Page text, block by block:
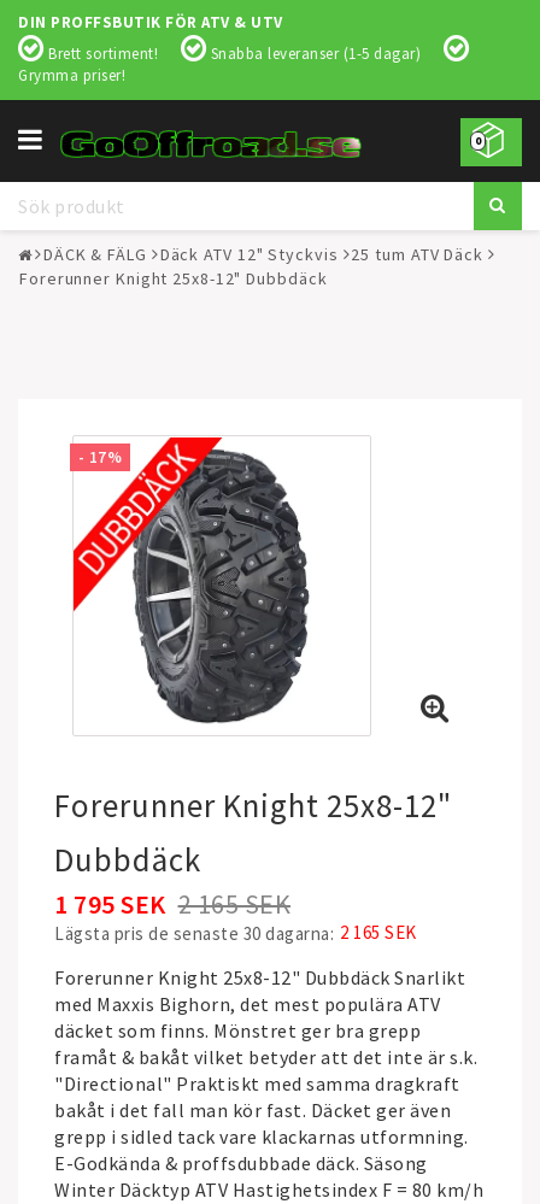
DIN PROFFSBUTIK FÖR ATV & UTV
Brett sortiment!
Snabba leveranser (1-5 dagar)
Grymma priser!
0
Toggle
navigation
DÄCK & FÄLG Däck ATV 12" Styckvis
25 tum ATV Däck
Forerunner Knight 25x8-12" Dubbdäck
- 17%
Forerunner Knight 25x8-12"
Dubbdäck
2 165 SEK
1 795 SEK
Lägsta pris de senaste 30 dagarna 2 165 SEK
Forerunner Knight 25x8-12" Dubbdäck Snarlikt
med Maxxis Bighorn, det mest populära ATV
däcket som finns. Mönstret ger bra grepp
framåt & bakåt vilket betyder att det inte är s.k.
"Directional" Praktiskt med samma dragkraft
bakåt i det fall man kör fast. Däcket ger även
grepp i sidled tack vare klackarnas utformning.
E-Godkända & proffsdubbade däck. Säsong
Winter Däcktyp ATV Hastighetsindex F = 80 km/h